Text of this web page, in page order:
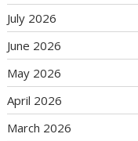
July 2026
June 2026
May 2026
April 2026
March 2026